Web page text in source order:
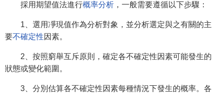
採用期望值法進行概率分析 ，一般需要遵循以下步驟：
1、選用凈現值作為分析對象，並分析選定與之有關的主
要不確定性因素。
2、按照窮舉互斥原則，確定各不確定性因素可能發生的
狀態或變化範圍。
3、分別估算各不確定性因素每種情況下發生的概率。各